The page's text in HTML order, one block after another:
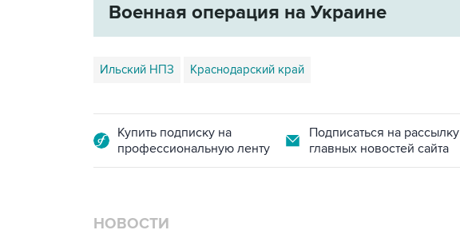
Военная операция на Украине
Ильский НПЗ Краснодарский край
Купить подписку на
профессиональную ленту
Подписаться на рассылку
главных новостей сайта
НОВОСТИ